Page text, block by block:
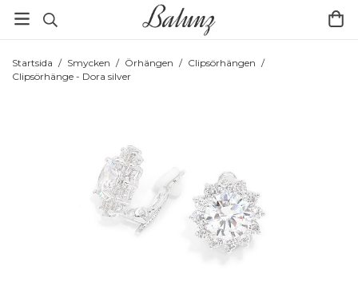
Startsida / Smycken / Örhängen / Clipsörhängen /
Clipsörhänge - Dora silver